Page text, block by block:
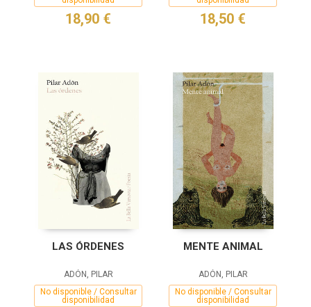
18,90 € 18,50 €
LAS ÓRDENES
ADÓN, PILAR
No disponible / Consultar
disponibilidad
MENTE ANIMAL
ADÓN, PILAR
No disponible / Consultar
disponibilidad